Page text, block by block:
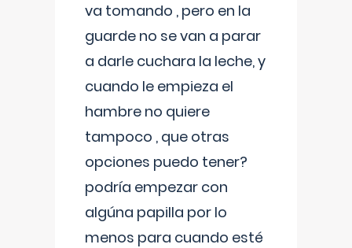
va tomando , pero en la
guarde no se van a parar
a darle cuchara la leche, y
cuando le empieza el
hambre no quiere
tampoco , que otras
opciones puedo tener?
podría empezar con
algúna papilla por lo
menos para cuando esté